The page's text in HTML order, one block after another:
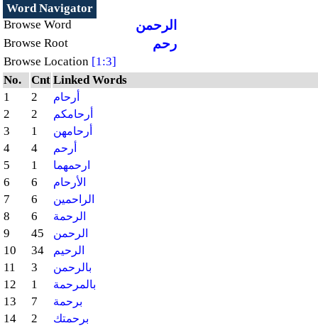
Word Navigator
Browse Word
الرحمن
Browse Root رحم
Browse Location [1:3]
No.
Cnt Linked Words
1
2 أرحام
2 2 أرحامكم
3 1 أرحامهن
4 4 أرحم
5 1 ارحمهما
6 6 الأرحام
7 6 الراحمين
8 6 الرحمة
9 45 الرحمن
10 34 الرحيم
11 3 بالرحمن
12 1 بالمرحمة
13 7 برحمة
14 2 برحمتك